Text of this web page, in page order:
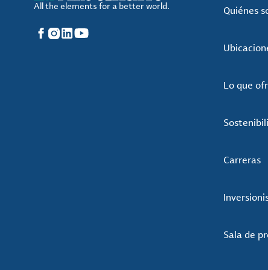
All the elements for a better world.
Facebook
Instagram
LinkedIn
YouTube
Quiénes
Lo que
Carreras
Sala de